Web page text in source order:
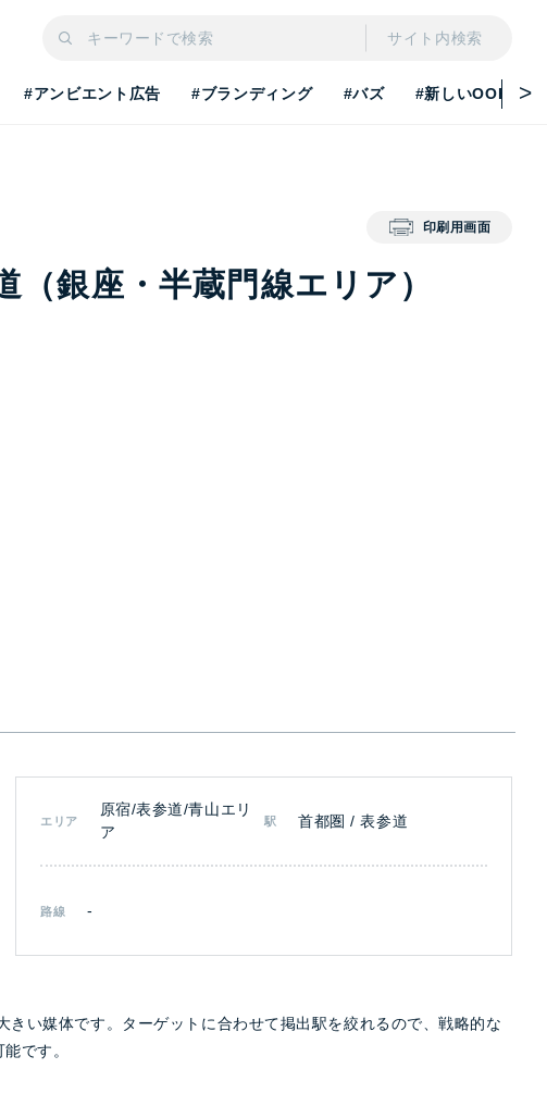
サイト内検索
#アンビエント広告 #ブランディング #バズ #新しいOOH
印刷用画面
銀座・半蔵門線エリア）
エリア
原宿/表参道/青山エリ
ア
駅 首都圏 / 表参道
路線 -
い媒体です。ターゲットに合わせて掲出駅を絞れるので、戦略的な
です。